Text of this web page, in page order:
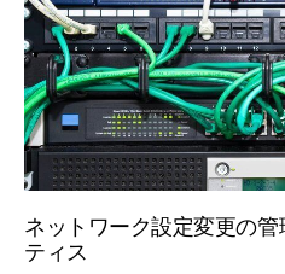
ネットワーク設定変更の
ティス